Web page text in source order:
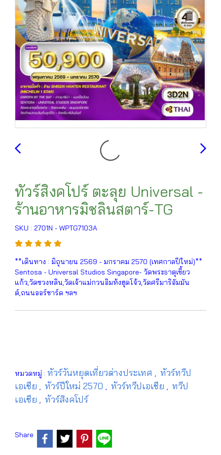
ทัวร์สิงคโปร์ ตะลุย Universal -
ร้านอาหารมิชลินสตาร์-TG
SKU : 2701N - WPTG7103A
**เดินทาง : มิถุนายน 2569 - มกราคม 2570 (เทศกาลปีใหม่)**
Sentosa - Universal Studios Singapore- วัดพระธาตุเขี้ยว
แก้ว,วัดซวงหลิน,วัดเจ้าแม่กวนอิมท้งฮุดโจ้ว,วัดศรีมาริอัมมัน
ต์,ถนนออร์ชาร์ด ฯลฯ
หมวดหมู่ : ทัวร์วันหยุดเที่ยวต่างประเทศ , ทัวร์ทวีป
เอเชีย , ทัวร์ปีใหม่ 2570 , ทัวร์ทวีปเอเชีย , ทวีป
เอเชีย , ทัวร์สิงคโปร์
Share